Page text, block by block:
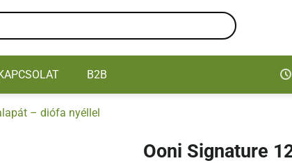
B2B
– diófa nyéllel
Ooni Signature